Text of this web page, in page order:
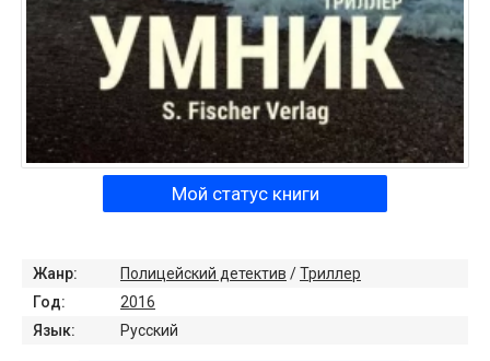
Мой статус книги
Жанр: Полицейский детектив /Триллер
Год:
2016
Язык:
Русский